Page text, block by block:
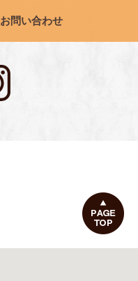
お問い合わせ